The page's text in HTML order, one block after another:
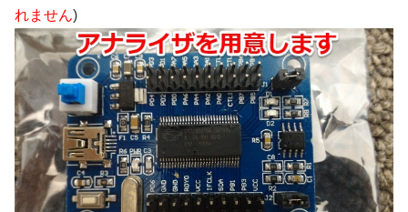
れません)